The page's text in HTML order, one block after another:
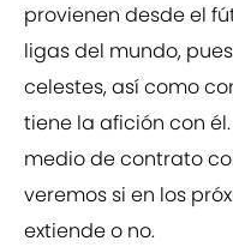
provienen desde el
ligas del mundo,
celestes, así como
tiene la afición con
medio de contrato
veremos si en los
extiende o no.